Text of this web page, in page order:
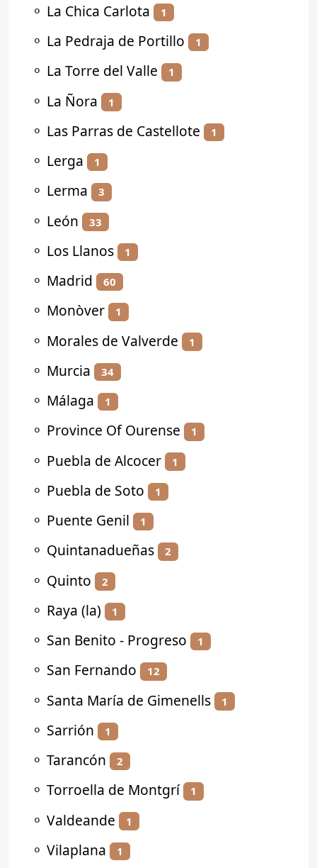
⚬ La Chica Carlota 1
⚬ La Pedraja de Portillo 1
⚬ La Torre del Valle 1
⚬ La Ñora 1
⚬ Las Parras de Castellote 1
⚬ Lerga 1
⚬ Lerma 3
⚬ León 33
⚬ Los Llanos 1
⚬ Madrid 60
⚬ Monòver 1
⚬ Morales de Valverde 1
⚬ Murcia 34
⚬ Málaga 1
⚬ Province Of Ourense 1
⚬ Puebla de Alcocer 1
⚬ Puebla de Soto 1
⚬ Puente Genil 1
⚬ Quintanadueñas 2
⚬ Quinto 2
⚬ Raya (la) 1
⚬ San Benito - Progreso 1
⚬ San Fernando 12
⚬ Santa María de Gimenells 1
⚬ Sarrión 1
⚬ Tarancón 2
⚬ Torroella de Montgrí 1
⚬ Valdeande 1
⚬ Vilaplana 1